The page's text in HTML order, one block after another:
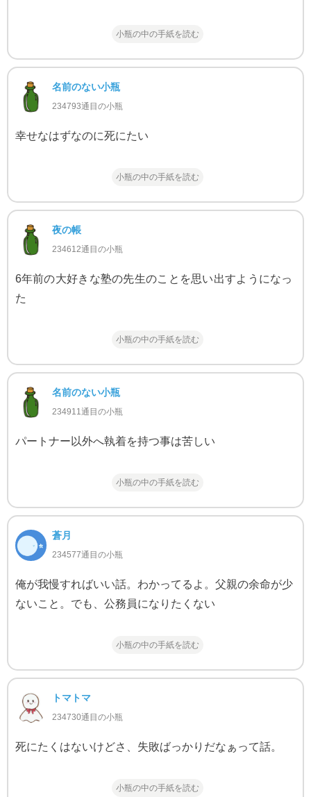
小瓶の中の手紙を読む
名前のない小瓶
234793通目の小瓶
幸せなはずなのに死にたい
小瓶の中の手紙を読む
夜の帳
234612通目の小瓶
6年前の大好きな塾の先生のことを思い出すようになっ
た
小瓶の中の手紙を読む
名前のない小瓶
234911通目の小瓶
パートナー以外へ執着を持つ事は苦しい
小瓶の中の手紙を読む
蒼月
234577通目の小瓶
俺が我慢すればいい話。わかってるよ。父親の余命が少
ないこと。でも、公務員になりたくない
小瓶の中の手紙を読む
トマトマ
234730通目の小瓶
死にたくはないけどさ、失敗ばっかりだなぁって話。
小瓶の中の手紙を読む